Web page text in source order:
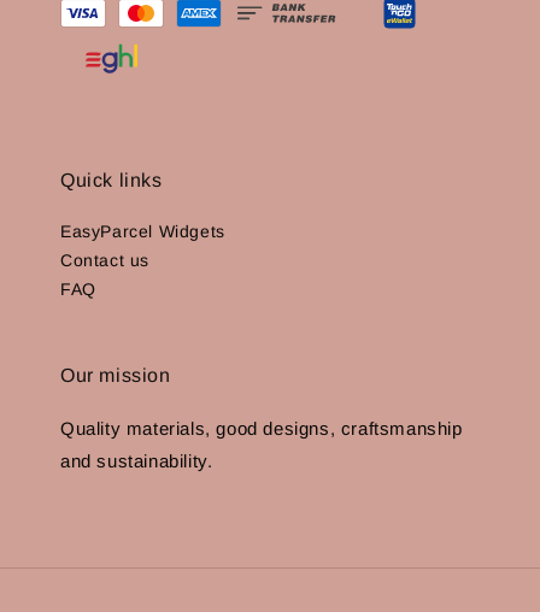
Quick links
EasyParcel Widgets
Contact us
FAQ
Our mission
Quality materials, good designs, craftsmanship
and sustainability.